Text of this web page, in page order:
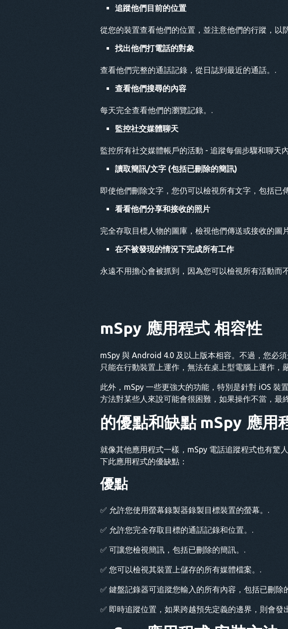
追蹤他們目前的位置
從您的裝置查看他們的位置，並注意他們的行蹤，以
找出他們打電話的對象
查看他們完整的通話記錄，從日誌到最近的通話。.
查看他們搜尋的內容
每天完全查看他們的瀏覽記錄。.
監控社交媒體聊天
監控所有社交媒體帳戶的活動 - 追蹤每個步驟和聊天
讀取簡訊/文字 (包括已刪除的簡訊)
即使他們刪除文字，您仍可以檢視所有文字，包括已
看看他們分享和接收的照片
完全存取目標人物的圖庫，檢視他們傳送或接收的圖
在不被發現的情況下完成所有工作
永遠不用擔心會被抓到，因為您可以檢視所有活動而
mSpy 應用程式 相容性
mSpy 與 Android 4.0 及以上版本相容。不過，您必
只能在行動裝置上運作，無法在桌上型電腦上運作，
此外，mSpy 一些更強大的功能，特別是針對 iOS
方法對某些人來說可能會很困難，如果操作不當，最
的優點和缺點 mSpy 應用
就像其他應用程式一樣，mSpy 電話追蹤程式也有驚
下此應用程式的優缺點：
優點
✅ 允許您使用螢幕錄製器錄製目標裝置的螢幕。.
✅ 允許您完全存取目標的通話記錄和位置。.
✅ 可讓您檢視簡訊，包括已刪除的簡訊。.
✅ 您可以檢視其裝置上儲存的所有媒體檔案。.
✅ 鍵盤記錄器可追蹤您輸入的所有內容，包括已刪除
✅ 即時追蹤位置，如果跨越預先定義的邊界，則會發